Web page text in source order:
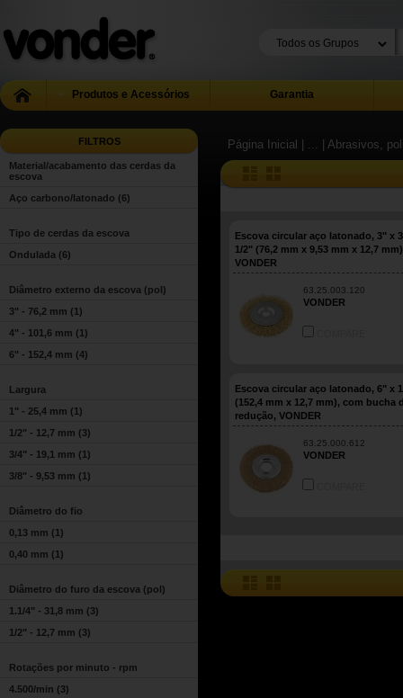
Produtos e Acessórios Garantia
FILTROS
Material/acabamento das cerdas da
escova
Aço carbono/latonado (6)
Tipo de cerdas da escova
Ondulada (6)
Diâmetro externo da escova (pol)
3" - 76,2 mm (1)
4" - 101,6 mm (1)
6" - 152,4 mm (4)
Largura
1" - 25,4 mm (1)
1/2" - 12,7 mm (3)
3/4" - 19,1 mm (1)
3/8" - 9,53 mm (1)
Diâmetro do fio
0,13 mm (1)
0,40 mm (1)
Diâmetro do furo da escova (pol)
1.1/4" - 31,8 mm (3)
1/2" - 12,7 mm (3)
Rotações por minuto - rpm
4.500/min (3)
Página Inicial | ... | Abrasivos,
Escova circular aço latonado, 3" x
1/2" (76,2 mm x 9,53 mm x 12,7 mm)
VONDER
63.25.003.120
VONDER
Escova circular aço latonado, 6" x
(152,4 mm x 12,7 mm), com bucha
redução, VONDER
63.25.000.612
VONDER